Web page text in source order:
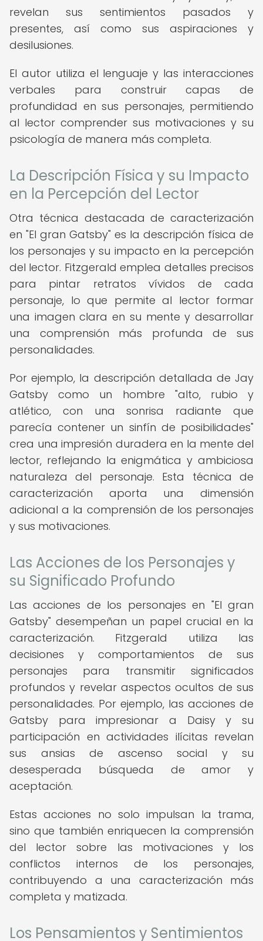
revelan sus sentimientos pasados y
presentes, así como sus aspiraciones y
desilusiones.
El autor utiliza el lenguaje y las interacciones
verbales para construir capas de
profundidad en sus personajes, permitiendo
al lector comprender sus motivaciones y su
psicología de manera más completa.
La Descripción Física y su Impacto
en la Percepción del Lector
Otra técnica destacada de caracterización
en "El gran Gatsby" es la descripción física de
los personajes y su impacto en la percepción
del lector. Fitzgerald emplea detalles precisos
para pintar retratos vívidos de cada
personaje, lo que permite al lector formar
una imagen clara en su mente y desarrollar
una comprensión más profunda de sus
personalidades.
Por ejemplo, la descripción detallada de Jay
Gatsby como un hombre "alto, rubio y
atlético, con una sonrisa radiante que
parecía contener un sinfín de posibilidades"
crea una impresión duradera en la mente del
lector, reflejando la enigmática y ambiciosa
naturaleza del personaje. Esta técnica de
caracterización aporta una dimensión
adicional a la comprensión de los personajes
y sus motivaciones.
Las Acciones de los Personajes y
su Significado Profundo
Las acciones de los personajes en "El gran
Gatsby" desempeñan un papel crucial en la
caracterización. Fitzgerald utiliza las
decisiones y comportamientos de sus
personajes para transmitir significados
profundos y revelar aspectos ocultos de sus
personalidades. Por ejemplo, las acciones de
Gatsby para impresionar a Daisy y su
participación en actividades ilícitas revelan
sus ansias de ascenso social y su
desesperada búsqueda de amor y
aceptación.
Estas acciones no solo impulsan la trama,
sino que también enriquecen la comprensión
del lector sobre las motivaciones y los
conflictos internos de los personajes,
contribuyendo a una caracterización más
completa y matizada.
Los Pensamientos y Sentimientos